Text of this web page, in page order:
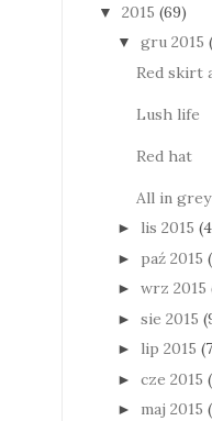
▼ 2015 (69)
▼ gru 2015
Red skirt
Lush life
Red hat
All in grey
► lis 2015
► paź 2015
► wrz 2015
► sie 2015
► lip 2015
► cze 2015
► maj 2015